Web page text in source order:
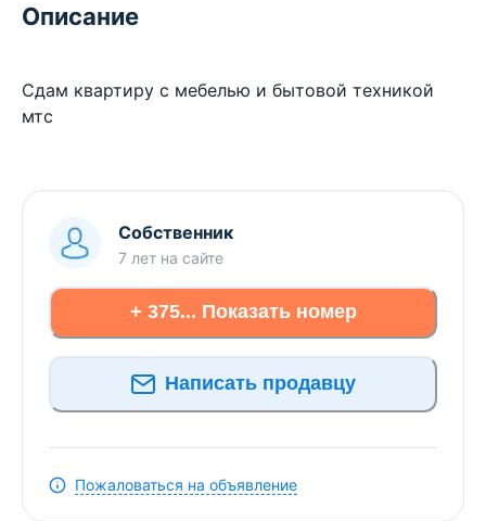
Описание
Сдам квартиру с мебелью и бытовой техникой
мтс
Собственник
7 лет на сайте
+ 375... Показать номер
Написать продавцу
Пожаловаться на объявление